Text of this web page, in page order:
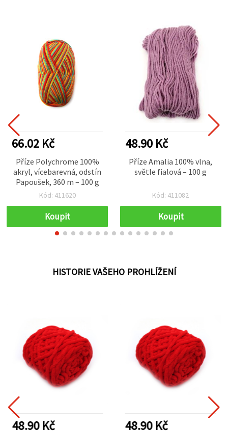
66.02 Kč
Příze Polychrome 100%
akryl, vícebarevná, odstín
Papoušek, 360 m – 100 g
Kód: 411620
Koupit
48.90 Kč
Příze Amalia 100% vlna,
světle fialová – 100 g
Kód: 411082
Koupit
HISTORIE VAŠEHO PROHLÍŽENÍ
48.90 Kč 48.90 Kč